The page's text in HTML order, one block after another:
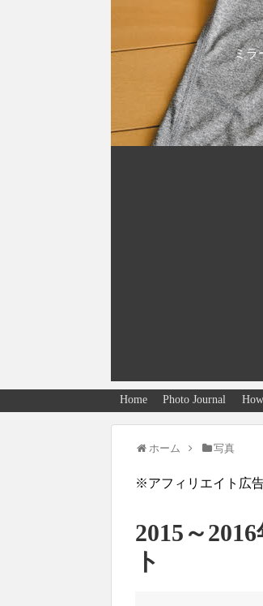
ミラ
Home Photo Journal
ホーム 写真
※アフィリエイト広
2015～
ト